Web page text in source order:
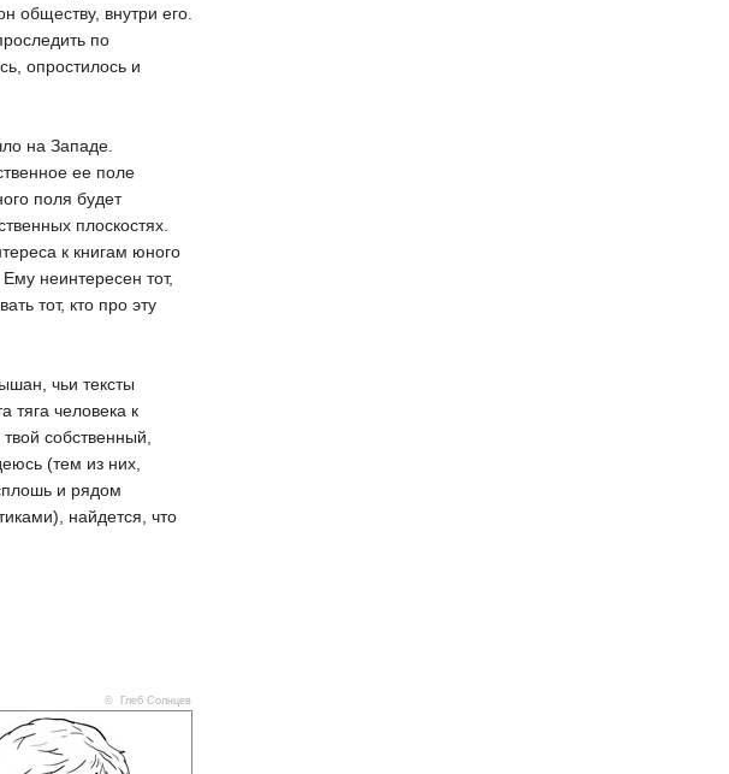
обществу, внутри его.
по
опростилось и
на Западе.
ее поле
поля будет
плоскостях.
к книгам юного
неинтересен тот,
тот, кто про эту
чьи тексты
тяга человека к
собственный,
(тем из них,
и рядом
найдется, что
© Глеб Солнцев